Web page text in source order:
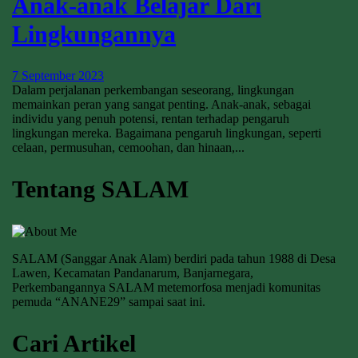
Lingkungannya
7 September 2023
Dalam perjalanan perkembangan seseorang, lingkungan
memainkan peran yang sangat penting. Anak-anak, sebagai
individu yang penuh potensi, rentan terhadap pengaruh
lingkungan mereka. Bagaimana pengaruh lingkungan, seperti
celaan, permusuhan, cemoohan, dan hinaan,...
Tentang SALAM
SALAM (Sanggar Anak Alam) berdiri pada tahun 1988 di Desa
Lawen, Kecamatan Pandanarum, Banjarnegara,
Perkembangannya SALAM metemorfosa menjadi komunitas
pemuda “ANANE29” sampai saat ini.
Cari Artikel